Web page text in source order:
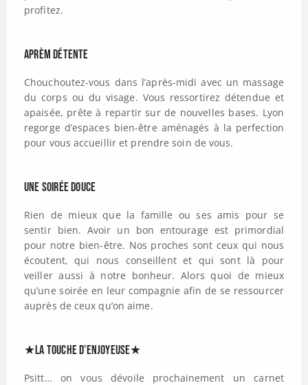
profitez.
Aprèm détente
Chouchoutez-vous dans l’après-midi avec un massage
du corps ou du visage. Vous ressortirez détendue et
apaisée, prête à repartir sur de nouvelles bases. Lyon
regorge d’espaces bien-être aménagés à la perfection
pour vous accueillir et prendre soin de vous.
Une soirée douce
Rien de mieux que la famille ou ses amis pour se
sentir bien. Avoir un bon entourage est primordial
pour notre bien-être. Nos proches sont ceux qui nous
écoutent, qui nous conseillent et qui sont là pour
veiller aussi à notre bonheur. Alors quoi de mieux
qu’une soirée en leur compagnie afin de se ressourcer
auprès de ceux qu’on aime.
★La touche d’ENJOYEUSE★
Psitt… on vous dévoile prochainement un carnet